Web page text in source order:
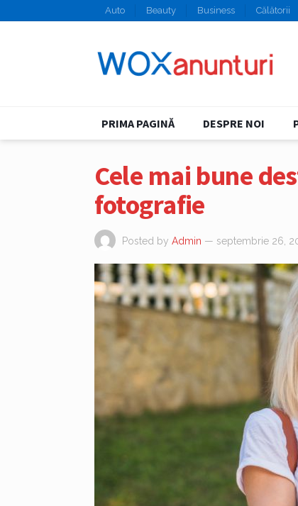
Auto Beauty Business Călătorii
PRIMA PAGINĂ DESPRE NOI
Cele mai bune
fotografie
Posted by Admin — septembrie 26,